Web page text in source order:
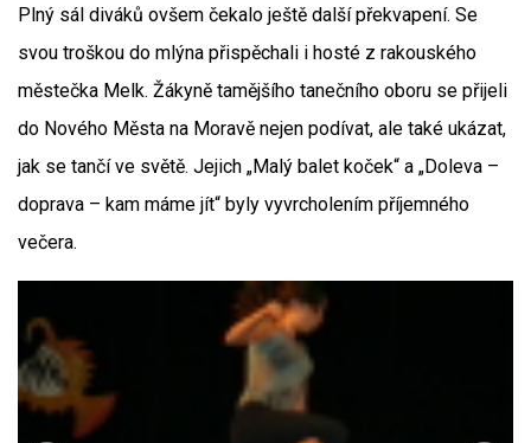
Plný sál diváků ovšem čekalo ještě další překvapení. Se
svou troškou do mlýna přispěchali i hosté z rakouského
městečka Melk. Žákyně tamějšího tanečního oboru se přijeli
do Nového Města na Moravě nejen podívat, ale také ukázat,
jak se tančí ve světě. Jejich „Malý balet koček“ a „Doleva –
doprava – kam máme jít“ byly vyvrcholením příjemného
večera.